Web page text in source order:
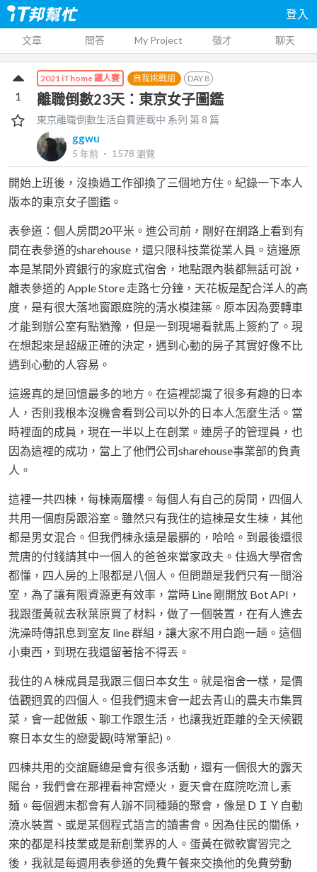
登入
文章 問答 My Project 徵才 聊天
2021 iThome 鐵人賽 自我挑戰組 DAY 8
離職倒數23天：東京女子圖鑑
東京離職倒數生活自費連載中 系列 第 8 篇
ggwu
5 年前 ‧ 1578 瀏覽
1
開始上班後，沒換過工作卻換了三個地方住。紀錄一下本人
版本的東京女子圖鑑。
表參道：個人房間20平米。進公司前，剛好在網路上看到有
間在表參道的sharehouse，還只限科技業從業人員。這邊原
本是某間外資銀行的家庭式宿舍，地點跟內裝都無話可說，
離表參道的 Apple Store 走路七分鐘，天花板是配合洋人的高
度，是有很大落地窗跟庭院的清水模建築。原本因為要轉車
才能到辦公室有點猶豫，但是一到現場看就馬上簽約了。現
在想起來是超級正確的決定，遇到心動的房子其實好像不比
遇到心動的人容易。
這邊真的是回憶最多的地方。在這裡認識了很多有趣的日本
人，否則我根本沒機會看到公司以外的日本人怎麼生活。當
時裡面的成員，現在一半以上在創業。連房子的管理員，也
因為這裡的成功，當上了他們公司sharehouse事業部的負責
人。
這裡一共四棟，每棟兩層樓。每個人有自己的房間，四個人
共用一個廚房跟浴室。雖然只有我住的這棟是女生棟，其他
都是男女混合。但我們棟永遠是最髒的，哈哈。到最後還很
荒唐的付錢請其中一個人的爸爸來當家政夫。住過大學宿舍
都懂，四人房的上限都是八個人。但問題是我們只有一間浴
室，為了讓有限資源更有效率，當時 Line 剛開放 Bot API，
我跟蛋黃就去秋葉原買了材料，做了一個裝置，在有人進去
洗澡時傳訊息到室友 line 群組，讓大家不用白跑一趟。這個
小東西，到現在我還留著捨不得丟。
我住的Ａ棟成員是我跟三個日本女生。就是宿舍一樣，是價
值觀迥異的四個人。但我們週末會一起去青山的農夫市集買
菜，會一起做飯、聊工作跟生活，也讓我近距離的全天候觀
察日本女生的戀愛觀(時常筆記)。
四棟共用的交誼廳總是會有很多活動，還有一個很大的露天
陽台，我們會在那裡看神宮煙火，夏天會在庭院吃流し素
麺。每個週末都會有人辦不同種類的聚會，像是ＤＩＹ自動
澆水裝置、或是某個程式語言的讀書會。因為住民的關係，
來的都是科技業或是新創業界的人。蛋黃在微軟實習完之
後，我就是每週用表參道的免費午餐來交換他的免費勞動